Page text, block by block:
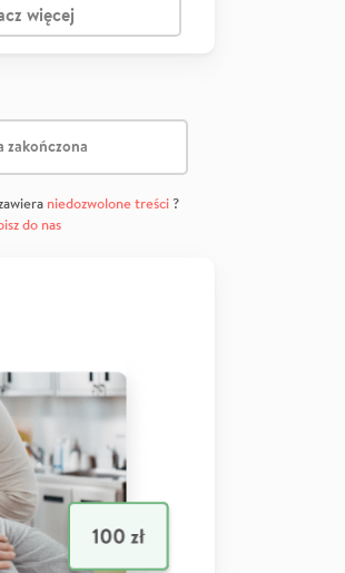
więcej
zakończona
niedozwolone treści?
do nas